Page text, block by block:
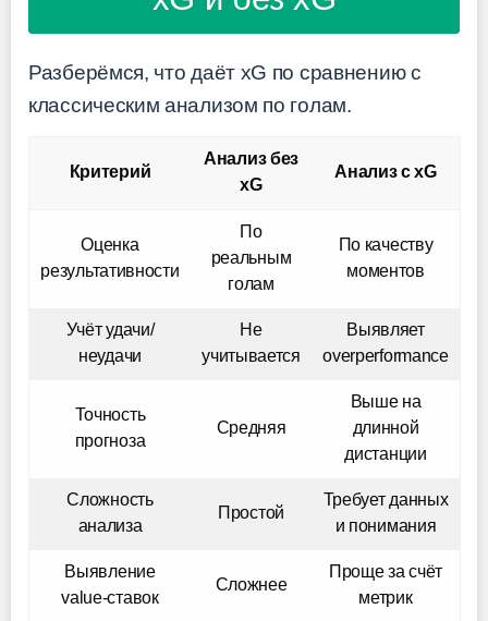
Разберёмся, что даёт xG по сравнению с
классическим анализом по голам.
Критерий
Анализ без
xG
Анализ с xG
Оценка
результативности
По
реальным
голам
По качеству
моментов
Учёт удачи/
неудачи
Не
учитывается
Выявляет
overperformance
Точность
прогноза
Средняя
Выше на
длинной
дистанции
Сложность
анализа
Простой
Требует данных
и понимания
Выявление
value-ставок
Сложнее
Проще за счёт
метрик